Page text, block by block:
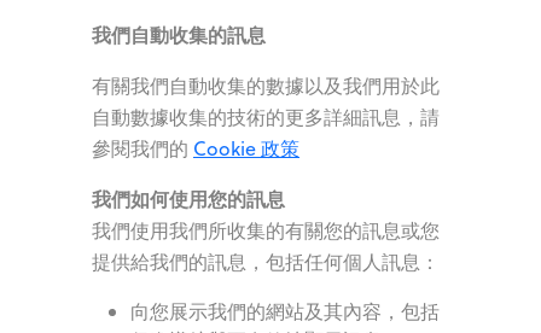
我們自動收集的訊息
有關我們自動收集的數據以及我們用於此
自動數據收集的技術的更多詳細訊息，請
參閱我們的 Cookie 政策
我們如何使用您的訊息
我們使用我們所收集的有關您的訊息或您
提供給我們的訊息，包括任何個人訊息：
向您展示我們的網站及其內容，包括